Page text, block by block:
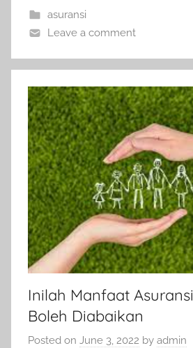
asuransi
Leave a comment
Inilah Manfaat
Boleh Diabaikan
Posted on June 3, 2022 by admin